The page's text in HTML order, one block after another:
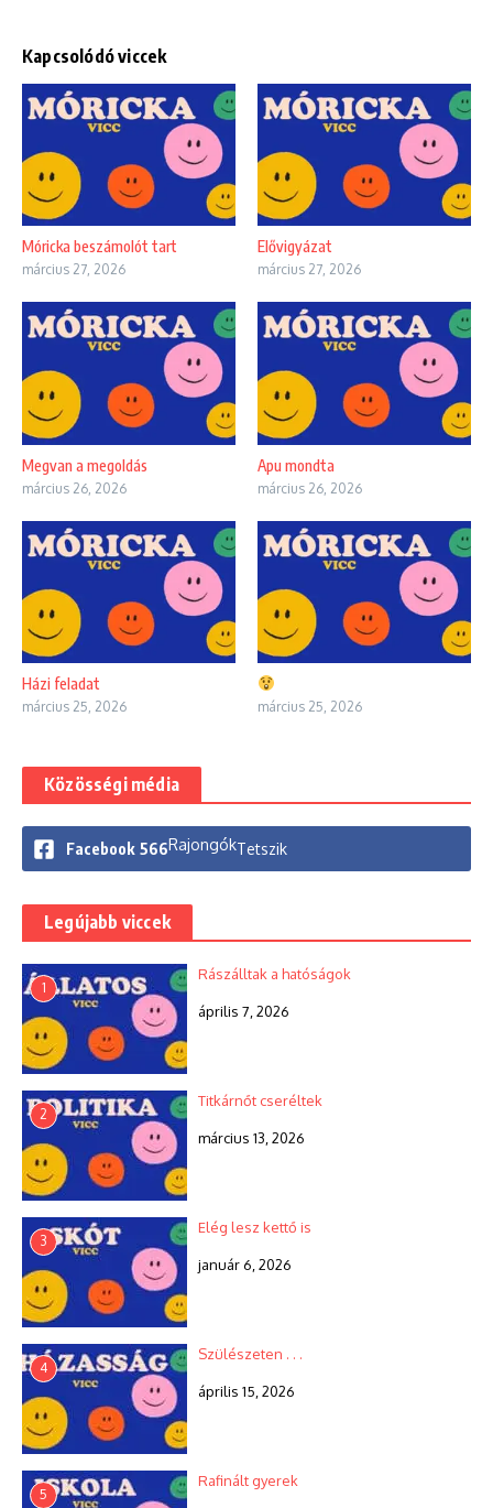
Kapcsolódó viccek
Móricka beszámolót tart
március 27, 2026
Elővigyázat
március 27, 2026
Megvan a megoldás
március 26, 2026
Apu mondta
március 26, 2026
Házi feladat
március 25, 2026 március 25, 2026
Közösségi média
Facebook 566RajongókTetszik
Legújabb viccek
1
Rászálltak a hatóságok
április 7, 2026
2
Titkárnőt cseréltek
március 13, 2026
3
Elég lesz kettő is
január 6, 2026
4
Szülészeten . . .
április 15, 2026
5
Rafinált gyerek